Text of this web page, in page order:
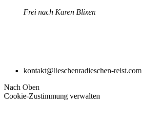
Frei nach Karen Blixen
kontakt@lieschenradieschen-reist.com
Nach Oben
Cookie-Zustimmung verwalten